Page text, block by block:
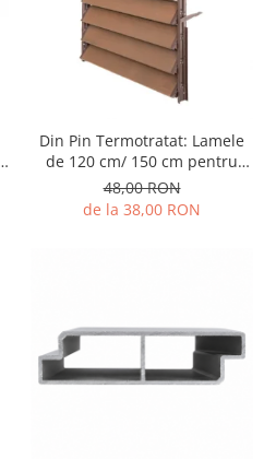
Din Pin Termotratat: Lamele
de 120 cm/ 150 cm pentru
sistemul Pergolino. Din lemn
de pin termotratat pentru
inchidere perfecta
48,00 RON
de la 38,00 RON